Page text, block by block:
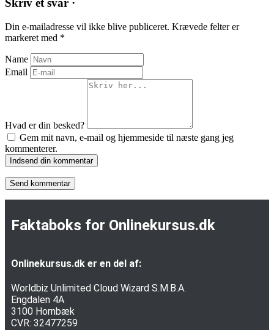
Skriv et svar ·
Din e-mailadresse vil ikke blive publiceret. Krævede felter er
markeret med *
Name
Email
Hvad er din besked?
Gem mit navn, e-mail og hjemmeside til næste gang jeg
kommenterer.
Indsend din kommentar
Faktaboks for Onlinekursus.dk
Onlinekursus.dk er en del af:
Worldbiz Unlimited Cloud Wizard S.M.B.A.
Engdalen 4A
3100 Hornbæk
CVR: 32477259